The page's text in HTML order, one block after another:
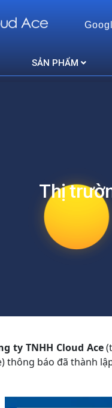
SẢN PHẨM
Thị
ty TNHH Cloud Ace
thông báo đã thành